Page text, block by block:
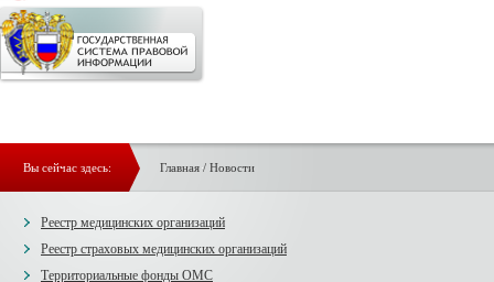
Вы сейчас здесь: Главная/ Новости
Реестр медицинских организаций
Реестр страховых медицинских организаций
Территориальные фонды ОМС